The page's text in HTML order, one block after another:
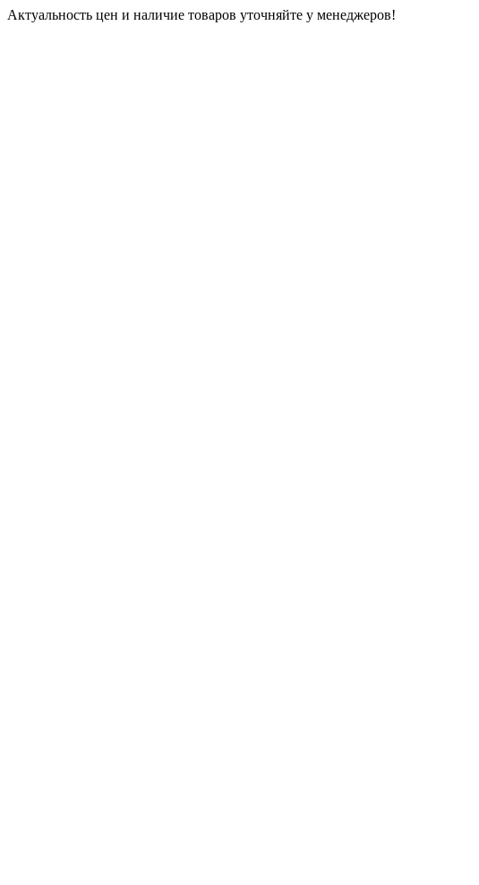
Актуальность цен и наличие товаров уточняйте у менеджеров!